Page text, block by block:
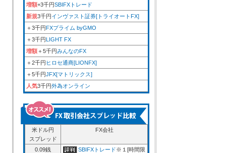
増額+3千円SBIFXトレード
新規3千円インヴァスト証券[トライオートFX]
＋3千円FXプライム byGMO
＋3千円LIGHT FX
増額＋5千円みんなのFX
＋2千円 ヒロセ通商[LIONFX]
＋5千円JFX[マトリックス]
人気3千円外為オンライン
米ドル円
スプレッド
FX会社
0.09銭
SBIFXトレード※１[時間限